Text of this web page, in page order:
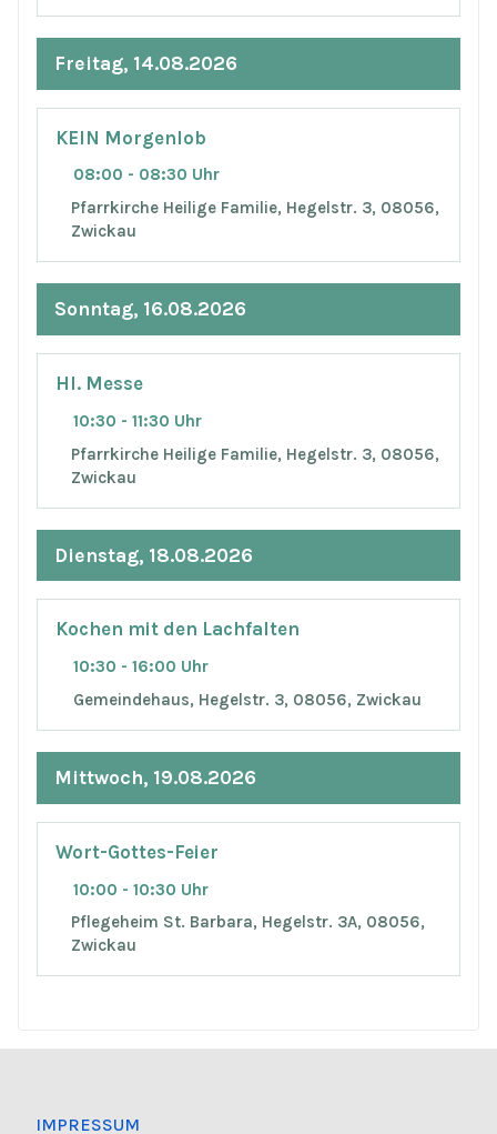
Freitag, 14.08.2026
KEIN Morgenlob
08:00 - 08:30 Uhr
Pfarrkirche Heilige Familie, Hegelstr. 3, 08056,
Zwickau
Sonntag, 16.08.2026
Hl. Messe
10:30 - 11:30 Uhr
Pfarrkirche Heilige Familie, Hegelstr. 3, 08056,
Zwickau
Dienstag, 18.08.2026
Kochen mit den Lachfalten
10:30 - 16:00 Uhr
Gemeindehaus, Hegelstr. 3, 08056, Zwickau
Mittwoch, 19.08.2026
Wort-Gottes-Feier
10:00 - 10:30 Uhr
Pflegeheim St. Barbara, Hegelstr. 3A, 08056,
Zwickau
IMPRESSUM